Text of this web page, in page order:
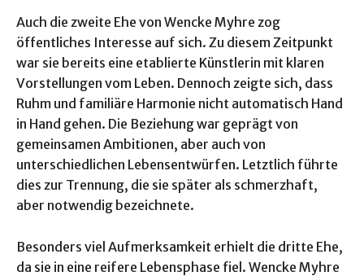
Auch die zweite Ehe von Wencke Myhre zog
öffentliches Interesse auf sich. Zu diesem Zeitpunkt
war sie bereits eine etablierte Künstlerin mit klaren
Vorstellungen vom Leben. Dennoch zeigte sich, dass
Ruhm und familiäre Harmonie nicht automatisch Hand
in Hand gehen. Die Beziehung war geprägt von
gemeinsamen Ambitionen, aber auch von
unterschiedlichen Lebensentwürfen. Letztlich führte
dies zur Trennung, die sie später als schmerzhaft,
aber notwendig bezeichnete.
Besonders viel Aufmerksamkeit erhielt die dritte Ehe,
da sie in eine reifere Lebensphase fiel. Wencke Myhre